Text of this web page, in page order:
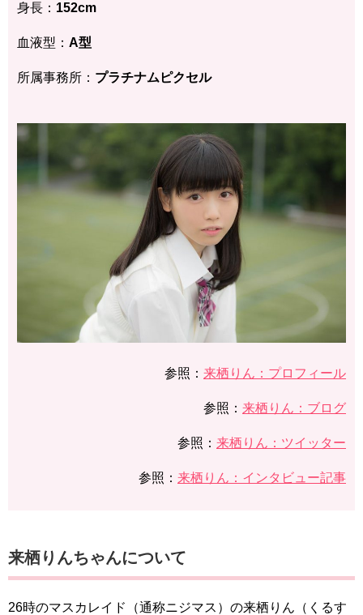
身長： 152cm
血液型： A型
所属事務所： プラチナムピクセル
参照： ​来栖りん：プロフィール
参照： ​来栖りん：ブログ
参照： ​来栖りん：ツイッター
参照： ​来栖りん：インタビュー記事
​​来栖りんちゃんについて
26時のマスカレイド（通称ニジマス）の​​来栖りん（くるす